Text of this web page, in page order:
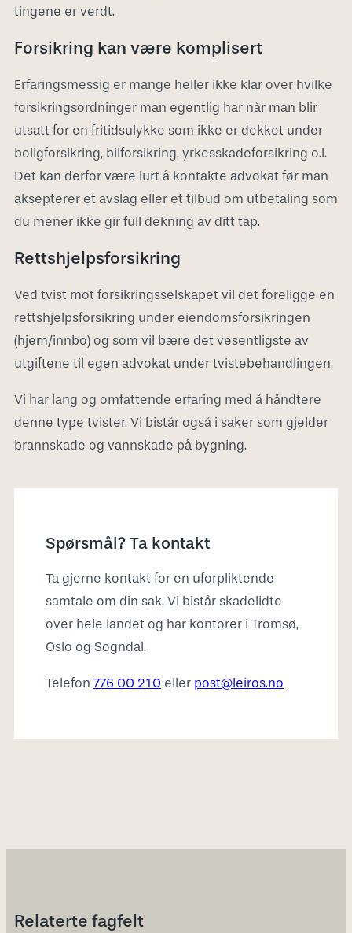
tingene er verdt.
Forsikring kan være komplisert
Erfaringsmessig er mange heller ikke klar over hvilke
forsikringsordninger man egentlig har når man blir
utsatt for en fritidsulykke som ikke er dekket under
boligforsikring, bilforsikring, yrkesskadeforsikring o.l.
Det kan derfor være lurt å kontakte advokat før man
aksepterer et avslag eller et tilbud om utbetaling som
du mener ikke gir full dekning av ditt tap.
Rettshjelpsforsikring
Ved tvist mot forsikringsselskapet vil det foreligge en
rettshjelpsforsikring under eiendomsforsikringen
(hjem/innbo) og som vil bære det vesentligste av
utgiftene til egen advokat under tvistebehandlingen.
Vi har lang og omfattende erfaring med å håndtere
denne type tvister. Vi bistår også i saker som gjelder
brannskade og vannskade på bygning.
Spørsmål? Ta kontakt
Ta gjerne kontakt for en uforpliktende
samtale om din sak. Vi bistår skadelidte
over hele landet og har kontorer i Tromsø,
Oslo og Sogndal.
Telefon 776 00 210 eller post@leiros.no
Relaterte fagfelt